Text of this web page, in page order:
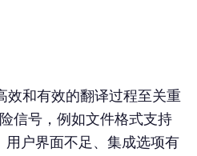
效和有效的翻译过程至关重
信号，例如文件格式支持
户界面不足、集成选项有